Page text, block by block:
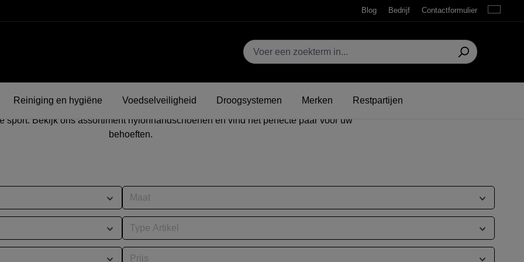
Blog Bedrijf Contactformulier
Reiniging en hygiëne Voedselveiligheid Droogsystemen Merken Restpartijen
- Duurzaamheid, comfort
voor elke activiteit
die buiten werken of sporten. Vanwege hun uitstekende isolatie tegen kou en wind zijn
sport. Bekijk ons assortiment nylonhandschoenen en vind het perfecte paar voor uw
behoeften.
Maat
Type Artikel
Prijs